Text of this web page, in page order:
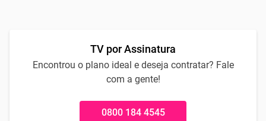
TV por Assinatura
Encontrou o plano ideal e deseja contratar? Fale
com a gente!
0800 184 4545